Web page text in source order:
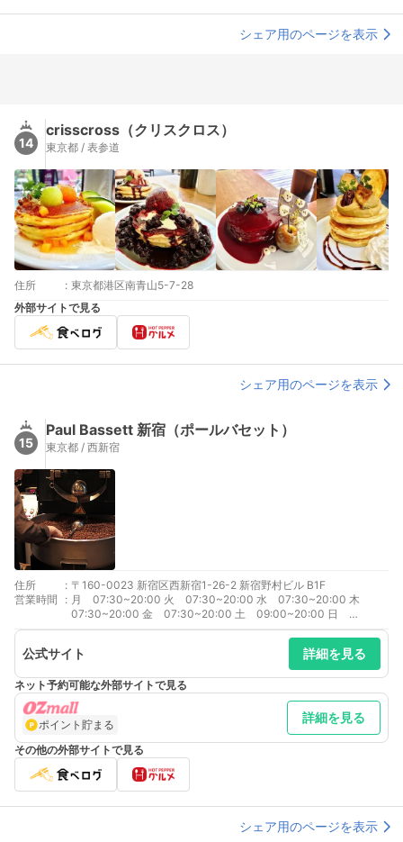
シェア用のページを表示
14
crisscross（クリスクロス）
東京都 / 表参道
住所 : 東京都港区南青山5-7-28
外部サイトで見る
シェア用のページを表示
15
Paul Bassett 新宿（ポールバセット）
東京都 / 西新宿
住所 : 〒160-0023 新宿区西新宿1-26-2 新宿野村ビル B1F
営業時間
: 月 07:30~20:00 火 07:30~20:00 水 07:30~20:00 木
07:30~20:00 金 07:30~20:00 土 09:00~20:00 日
09:00~20:00
公式サイト 詳細を見る
ネット予約可能な外部サイトで見る
ポイント貯まる 詳細を見る
その他の外部サイトで見る
シェア用のページを表示